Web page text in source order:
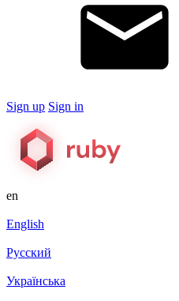
Sign up Sign in
en
English
Русский
Українська